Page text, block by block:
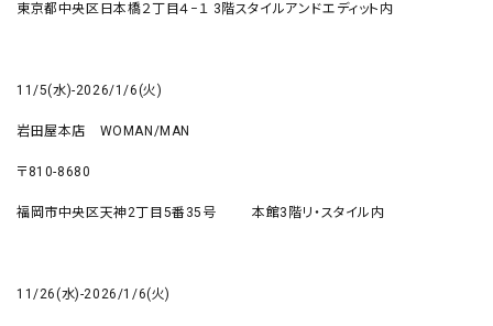
東京都中央区日本橋２丁目４−１ 3階スタイルアンドエディット内
11/5(水)-2026/1/6(火)
岩田屋本店 WOMAN/MAN
〒810-8680
福岡市中央区天神2丁目5番35号 本館3階リ・スタイル内
11/26(水)-2026/1/6(火)